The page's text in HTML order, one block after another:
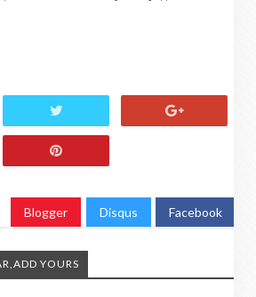
Blogger Disqus Facebook
YOURS